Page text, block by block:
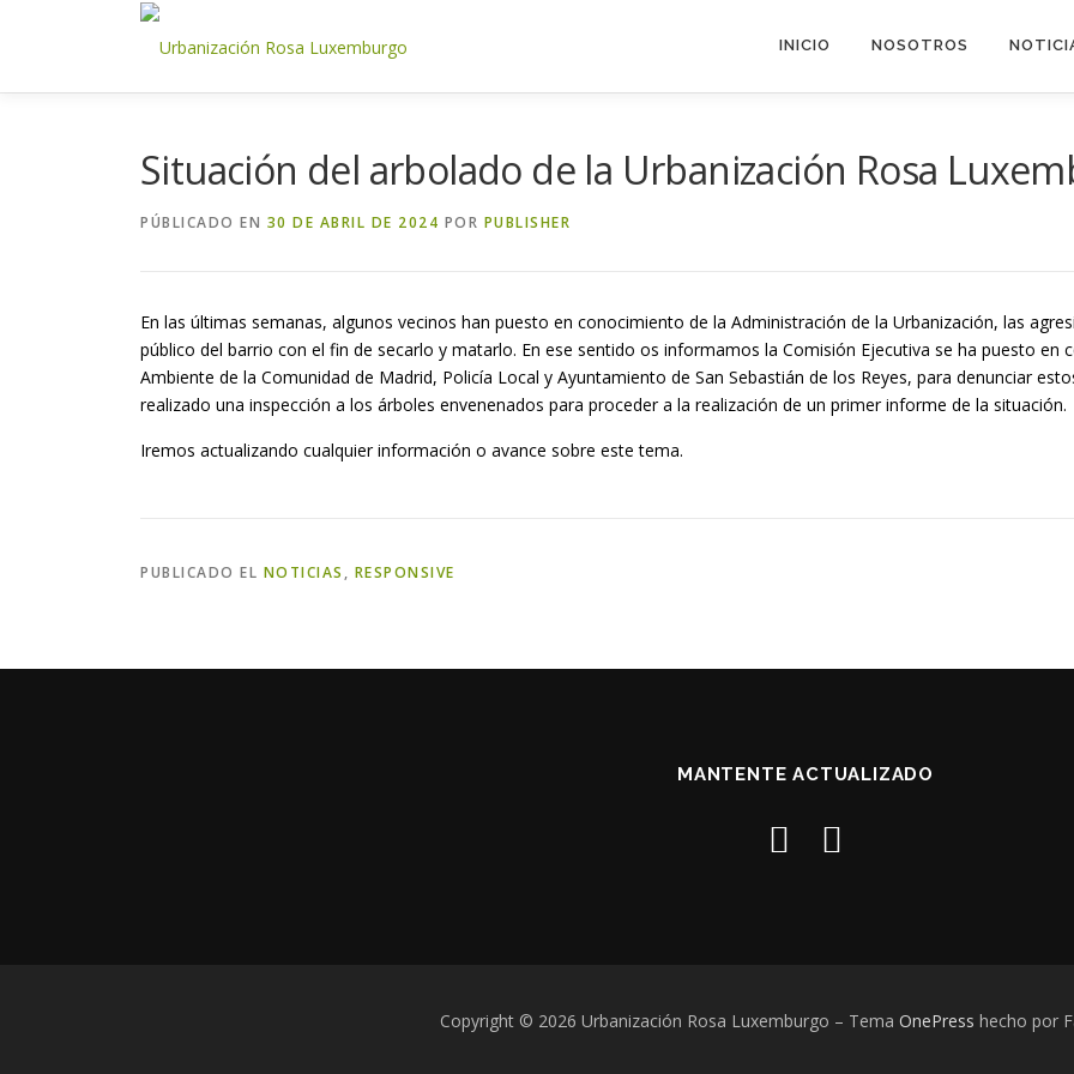
INICIO NOSOTROS
Situación del arbolado de la Urbanización Rosa
PÚBLICADO EN 30 DE ABRIL DE 2024 POR PUBLISHER
En las últimas semanas, algunos vecinos han puesto en conocimiento de la Administración de la Urbanización, las
público del barrio con el fin de secarlo y matarlo. En ese sentido os informamos la Comisión Ejecutiva se ha puesto en
Ambiente de la Comunidad de Madrid, Policía Local y Ayuntamiento de San Sebastián de los Reyes, para denunciar
realizado una inspección a los árboles envenenados para proceder a la realización de un primer informe de la situación.
Iremos actualizando cualquier información o avance sobre este tema.
PUBLICADO EL NOTICIAS , RESPONSIVE
MANTENTE ACTUALIZADO
Copyright © 2026 Urbanización Rosa Luxemburgo – Tema OnePress hecho por